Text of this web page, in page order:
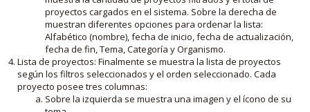
proyectos cargados en el sistema. Sobre la derecha de
muestran diferentes opciones para ordenar la lista:
Alfabético (nombre), fecha de inicio, fecha de actualización,
fecha de fin, Tema, Categoría y Organismo.
Lista de proyectos: Finalmente se muestra la lista de proyectos
según los filtros seleccionados y el orden seleccionado. Cada
proyecto posee tres columnas:
Sobre la izquierda se muestra una imagen y el ícono de su